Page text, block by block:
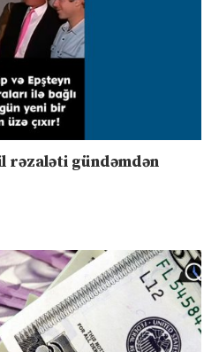
rəzaləti gündəmdən